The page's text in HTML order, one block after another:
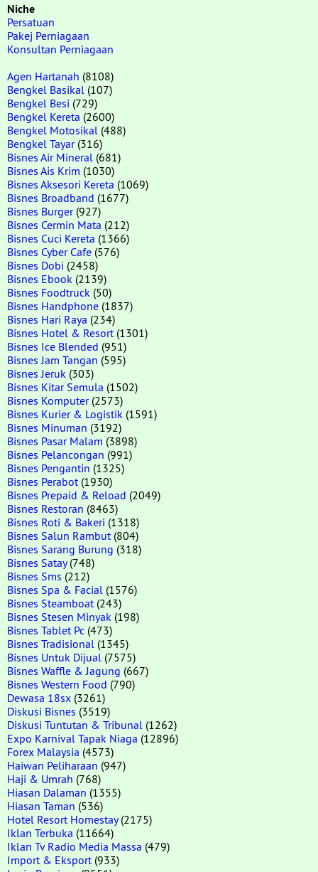
Niche
Persatuan
Pakej Perniagaan
Konsultan Perniagaan
Agen Hartanah (8108)
Bengkel Basikal (107)
Bengkel Besi (729)
Bengkel Kereta (2600)
Bengkel Motosikal (488)
Bengkel Tayar(316)
Bisnes Air Mineral (681)
Bisnes Ais Krim (1030)
Bisnes Aksesori Kereta (1069)
Bisnes Broadband (1677)
Bisnes Burger(927)
Bisnes Cermin Mata (212)
Bisnes Cuci Kereta (1366)
Bisnes Cyber Cafe (576)
Bisnes Dobi (2458)
Bisnes Ebook (2139)
Bisnes Foodtruck (50)
Bisnes Handphone (1837)
Bisnes Hari Raya (234)
Bisnes Hotel & Resort (1301)
Bisnes Ice Blended (951)
Bisnes Jam Tangan (595)
Bisnes Jeruk (303)
Bisnes Kitar Semula (1502)
Bisnes Komputer(2573)
Bisnes Kurier & Logistik (1591)
Bisnes Minuman (3192)
Bisnes Pasar Malam (3898)
Bisnes Pelancongan (991)
Bisnes Pengantin (1325)
Bisnes Perabot (1930)
Bisnes Prepaid & Reload (2049)
Bisnes Restoran (8463)
Bisnes Roti & Bakeri (1318)
Bisnes Salun Rambut (804)
Bisnes Sarang Burung (318)
Bisnes Satay(748)
Bisnes Sms (212)
Bisnes Spa & Facial (1576)
Bisnes Steamboat (243)
Bisnes Stesen Minyak (198)
Bisnes Tablet Pc (473)
Bisnes Tradisional (1345)
Bisnes Untuk Dijual (7575)
Bisnes Waffle & Jagung (667)
Bisnes Western Food (790)
Dewasa 18sx (3261)
Diskusi Bisnes (3519)
Diskusi Tuntutan & Tribunal (1262)
Expo Karnival Tapak Niaga (12896)
Forex Malaysia (4573)
Haiwan Peliharaan (947)
Haji & Umrah (768)
Hiasan Dalaman (1355)
Hiasan Taman (536)
Hotel Resort Homestay(2175)
Iklan Terbuka (11664)
Iklan Tv Radio Media Massa (479)
Import & Eksport (933)